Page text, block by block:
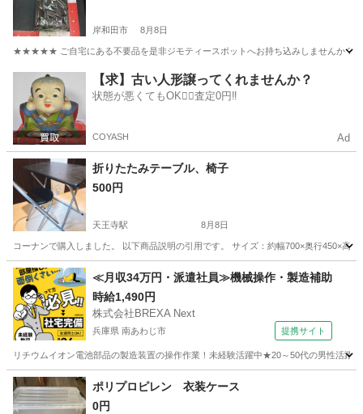
岸和田市 8月8日
★★★★★ ご自宅にある不要品を是非ジモティースポットへお持ち込みしませんか？
岸和田市 カーテン、ブラインド 布地
【求】古い人形譲ってくれませんか？
状態が悪くてもOK🙆‍♀️査定0円‼️
COYASH Ad
折りたたみテーブル、椅子
500円
天王寺駅 8月8日
コーナンで購入しました。 以下商品説明の引用です。 サイズ：約幅700×奥行450×高
大阪 大阪市 天王寺駅 テーブル 画像
≪月収34万円・派遣社員≫機械操作・製造補助
時給1,490円
株式会社BREXA Next
兵庫県 南あわじ市 提携サイト
リチウムイオン電池部品の製造装置の操作作業！未経験活躍中★20～50代の男性活
兵庫 南あわじ市 その他
ポリプロピレン 衣装ケース
0円